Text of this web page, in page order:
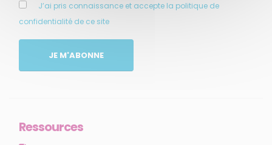
J’ai pris connaissance et accepte la politique de
confidentialité de ce site
JE M'ABONNE
Ressources
MENU
Ressources et publications